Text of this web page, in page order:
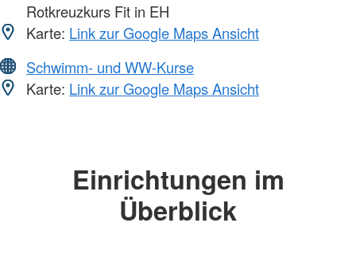
Rotkreuzkurs Fit in EH
Karte: Link zur Google Maps Ansicht
Schwimm- und WW-Kurse
Karte: Link zur Google Maps Ansicht
Einrichtungen im
Überblick